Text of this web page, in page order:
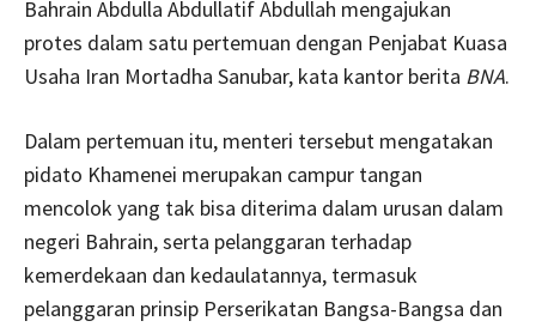
Bahrain Abdulla Abdullatif Abdullah mengajukan
protes dalam satu pertemuan dengan Penjabat Kuasa
Usaha Iran Mortadha Sanubar, kata kantor berita BNA.
Dalam pertemuan itu, menteri tersebut mengatakan
pidato Khamenei merupakan campur tangan
mencolok yang tak bisa diterima dalam urusan dalam
negeri Bahrain, serta pelanggaran terhadap
kemerdekaan dan kedaulatannya, termasuk
pelanggaran prinsip Perserikatan Bangsa-Bangsa dan